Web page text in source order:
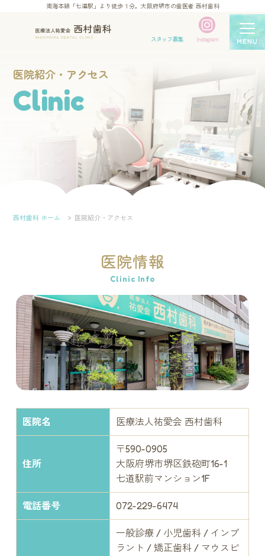
南海本線「七道駅」より徒歩１分。大阪府堺市の歯医者 西村歯科
スタッフ募集 Instagram MENU
医院紹介・アクセス
Clinic
西村歯科 ホーム 医院紹介・アクセス
医院情報
Clinic Info
医院名 医療法人祐愛会 西村歯科
住所
〒590-0905
大阪府堺市堺区鉄砲町16-1
七道駅前マンション1F
電話番号 072-229-6474
一般診療 / 小児歯科 / インプ
ラント / 矯正歯科 / マウスピ